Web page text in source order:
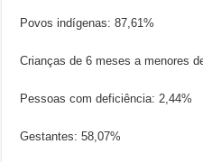
Povos indígenas: 87,61%
Crianças de 6 meses a menores
Pessoas com deficiência: 2,44%
Gestantes: 58,07%